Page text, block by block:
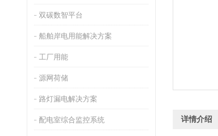
双碳数智平台
船舶岸电用能解决方案
工厂用能
源网荷储
路灯漏电解决方案
配电室综合监控系统 详情介绍